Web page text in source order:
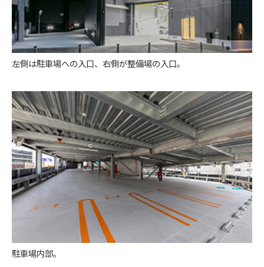
左側は駐車場への入口、右側が整備場の入口。
駐車場内部。